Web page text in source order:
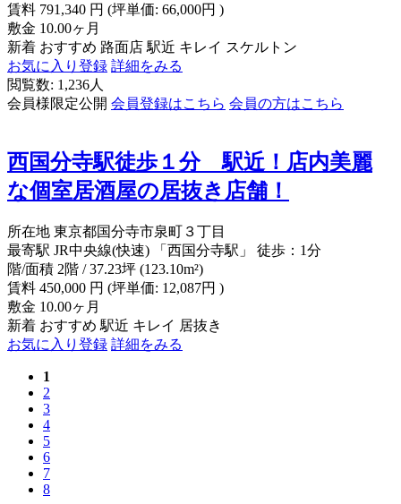
賃料 791,340 円 (坪単価: 66,000円 )
敷金 10.00ヶ月
新着 おすすめ 路面店 駅近 キレイ スケルトン
お気に入り登録 詳細をみる
閲覧数: 1,236人
会員様限定公開 会員登録はこちら 会員の方はこちら
西国分寺駅徒歩１分 駅近！店内美麗
な個室居酒屋の居抜き店舗！
所在地 東京都国分寺市泉町３丁目
最寄駅 JR中央線(快速) 「西国分寺駅」 徒歩：1分
階/面積 2階 / 37.23坪 (123.10m²)
賃料 450,000 円 (坪単価: 12,087円 )
敷金 10.00ヶ月
新着 おすすめ 駅近 キレイ 居抜き
お気に入り登録 詳細をみる
1
2
3
4
5
6
7
8